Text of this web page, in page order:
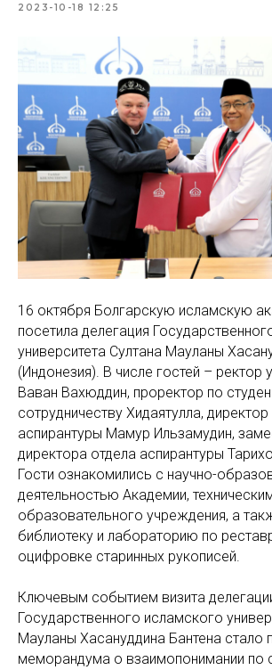
2023-10-18 12:25
16 октября Болгарскую исламскую
посетила делегация
университета Султана Мауланы
(Индонезия). В числе гостей – ректор
Ваван Вахюддин, проректор по
сотрудничеству Хидаятулла,
аспирантуры Мамур Ильзамудин,
директора отдела аспирантуры
Гости ознакомились с научно-
деятельностью Академии,
образовательного учреждения, а
библиотеку и лабораторию по
оцифровке старинных рукописей.
Ключевым событием визита
Государственного исламского
Мауланы Хасануддина Бантена стало
меморандума о взаимопонимании по